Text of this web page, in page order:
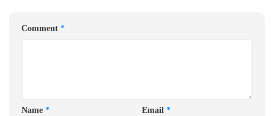
Comment *
Name * Email *